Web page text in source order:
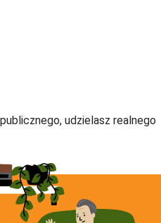
udzielasz realnego